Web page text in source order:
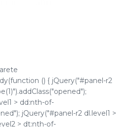
() { jQuery("#panel-r2
> dd:nth-of-
jQuery("#panel-r2 dl.level1 >
> dt:nth-of-